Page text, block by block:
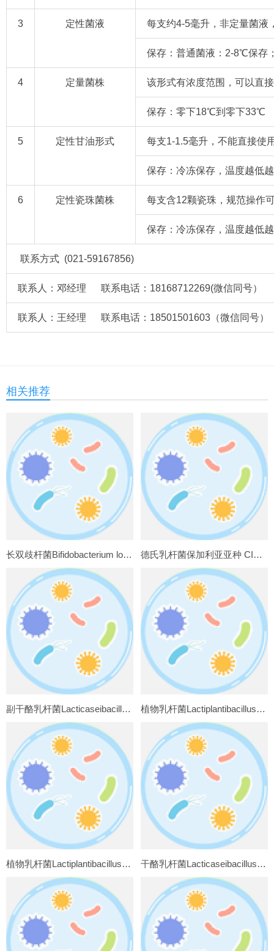
3 定性菌液 每支约4-5毫升，非定量菌液
保存：普通菌液：2-8℃保存
4 定量菌株 该形式有浓度范围，可以直
保存：零下18℃到零下33℃
5 定性甘油形式 每支1-1.5毫升，不能直接使
保存：冷冻保存，温度越低
6 定性瓷珠菌株 每支含12颗瓷珠，规范操作
保存：冷冻保存，温度越低
联系方式 (021-59167856)
联系人：邓经理 联系电话：18168712269(微信同号）
联系人：王经理 联系电话：18501501603（微信同号
相关推荐
长双歧杆菌Bifidobacterium longum CICC25033 德氏乳杆菌保加利亚亚种 CICC6047
副干酪乳杆菌Lacticaseibacillus paracasei AS1.570 植物乳杆菌Lactiplantibacillus plantarum ATCC8014
植物乳杆菌Lactiplantibacillus plantarum ACCC11095 干酪乳杆菌Lacticaseibacillus casei AS1.29